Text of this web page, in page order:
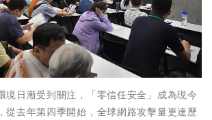
境日漸受到關注，「零信任安全」成為現今
從去年第四季開始，全球網路攻擊量更達歷